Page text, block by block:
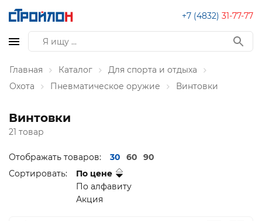
+7 (4832) 31-77-77
Главная Каталог
Для спорта и отдыха
Охота
Пневматическое оружие Винтовки
Винтовки
21 товар
Отображать товаров: 30 60
90
Сортировать:
По цене
По алфавиту
Акция